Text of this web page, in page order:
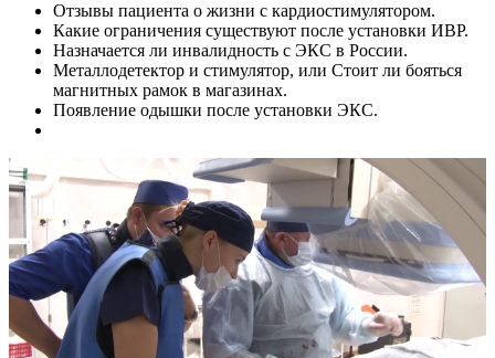
Отзывы пациента о жизни с кардиостимулятором.
Какие ограничения существуют после установки ИВР.
Назначается ли инвалидность с ЭКС в России.
Металлодетектор и стимулятор, или Стоит ли бояться
магнитных рамок в магазинах.
Появление одышки после установки ЭКС.